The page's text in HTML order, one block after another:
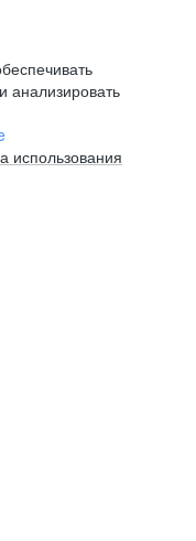
анализировать
использования